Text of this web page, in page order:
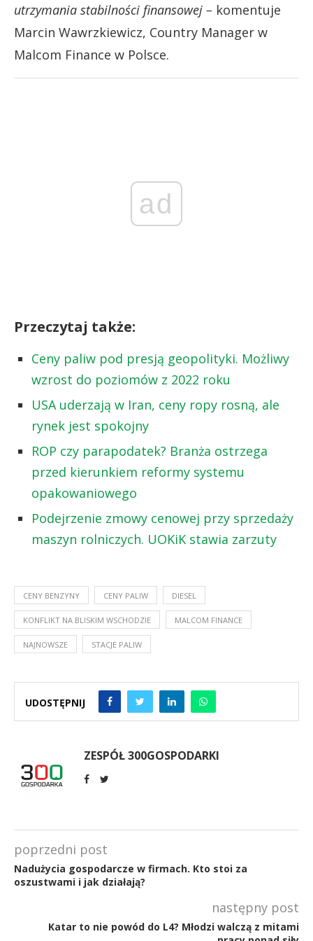
utrzymania stabilności finansowej – komentuje
Marcin Wawrzkiewicz, Country Manager w
Malcom Finance w Polsce.
ad
Przeczytaj także:
Ceny paliw pod presją geopolityki. Możliwy
wzrost do poziomów z 2022 roku
USA uderzają w Iran, ceny ropy rosną, ale
rynek jest spokojny
ROP czy parapodatek? Branża ostrzega
przed kierunkiem reformy systemu
opakowaniowego
Podejrzenie zmowy cenowej przy sprzedaży
maszyn rolniczych. UOKiK stawia zarzuty
CENY BENZYNY CENY PALIW DIESEL
KONFLIKT NA BLISKIM WSCHODZIE MALCOM FINANCE
NAJNOWSZE STACJE PALIW
UDOSTĘPNIJ
ZESPÓŁ 300GOSPODARKI
poprzedni post
Nadużycia gospodarcze w firmach. Kto stoi za
oszustwami i jak działają?
następny post
Katar to nie powód do L4? Młodzi walczą z mitami